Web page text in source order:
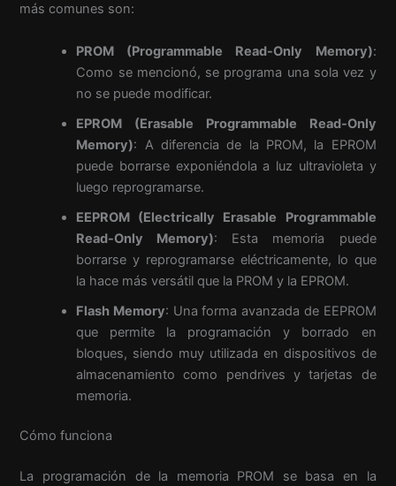
más comunes son:
PROM (Programmable Read-Only Memory):
Como se mencionó, se programa una sola vez y
no se puede modificar.
EPROM (Erasable Programmable Read-Only
Memory): A diferencia de la PROM, la EPROM
puede borrarse exponiéndola a luz ultravioleta y
luego reprogramarse.
EEPROM (Electrically Erasable Programmable
Read-Only Memory): Esta memoria puede
borrarse y reprogramarse eléctricamente, lo que
la hace más versátil que la PROM y la EPROM.
Flash Memory: Una forma avanzada de EEPROM
que permite la programación y borrado en
bloques, siendo muy utilizada en dispositivos de
almacenamiento como pendrives y tarjetas de
memoria.
Cómo funciona
La programación de la memoria PROM se basa en la